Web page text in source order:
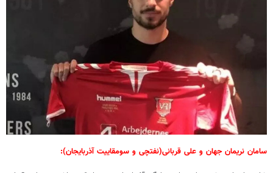
سامان نریمان جهان و علی قربانی(نفتچی و سومقاییت آذربایجان):